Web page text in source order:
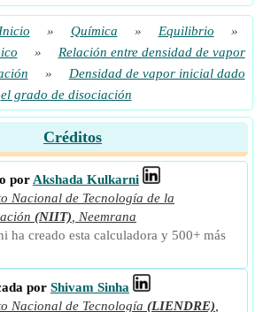
Inicio » Química » Equilibrio
»
»
Relación entre densidad de vapor
»
Densidad de vapor inicial dado
el grado de disociación
Créditos
por Akshada Kulkarni
Nacional de Tecnología de la
(NIIT)
Neemrana
ha creado esta calculadora y 500+ más
por Shivam Sinha
Nacional de Tecnología (LIENDRE)